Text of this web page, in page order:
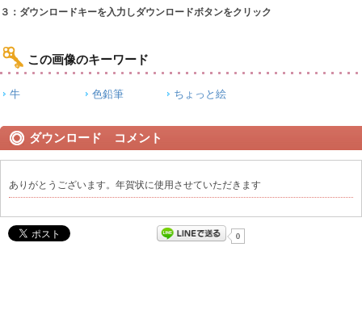
３：ダウンロードキーを入力しダウンロードボタンをクリック
この画像のキーワード
牛 色鉛筆 ちょっと絵
ダウンロード コメント
ありがとうございます。年賀状に使用させていただきます
0